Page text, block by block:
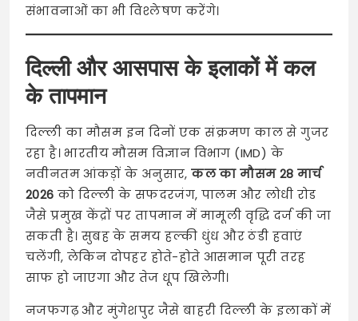
संभावनाओं का भी विश्लेषण करेंगे।
दिल्ली और आसपास के इलाकों में कल
के तापमान
दिल्ली का मौसम इन दिनों एक संक्रमण काल से गुजर
रहा है। भारतीय मौसम विज्ञान विभाग (IMD) के
नवीनतम आंकड़ों के अनुसार,कल का मौसम 28 मार्च
2026 को दिल्ली के सफदरजंग, पालम और लोधी रोड
जैसे प्रमुख केंद्रों पर तापमान में मामूली वृद्धि दर्ज की जा
सकती है। सुबह के समय हल्की धुंध और ठंडी हवाएं
चलेंगी, लेकिन दोपहर होते-होते आसमान पूरी तरह
साफ हो जाएगा और तेज धूप खिलेगी।
नजफगढ़ और मुंगेशपुर जैसे बाहरी दिल्ली के इलाकों में